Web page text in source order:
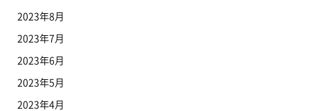
2023年8月
2023年7月
2023年6月
2023年5月
2023年4月